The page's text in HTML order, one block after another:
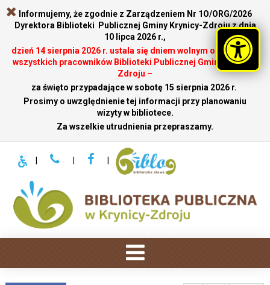
Informujemy, że zgodnie z Zarządzeniem Nr 1O/ORG/2026
Dyrektora Biblioteki Publicznej Gminy Krynicy-Zdroju z dnia
10 lipca 2026 r.,
dzień 14 sierpnia 2026 r. ustala się dniem wolnym od pracy dla
wszystkich pracowników Biblioteki Publicznej Gminy Krynicy-
Zdroju –
za święto przypadające w sobotę 15 sierpnia 2026 r.
Prosimy o uwzględnienie tej informacji przy planowaniu
wizyty w bibliotece.
Za wszelkie utrudnienia przepraszamy.